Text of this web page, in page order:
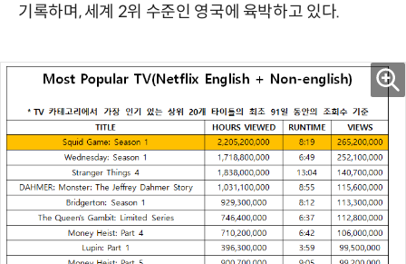
기록하며, 세계 2위 수준인 영국에 육박하고 있다.